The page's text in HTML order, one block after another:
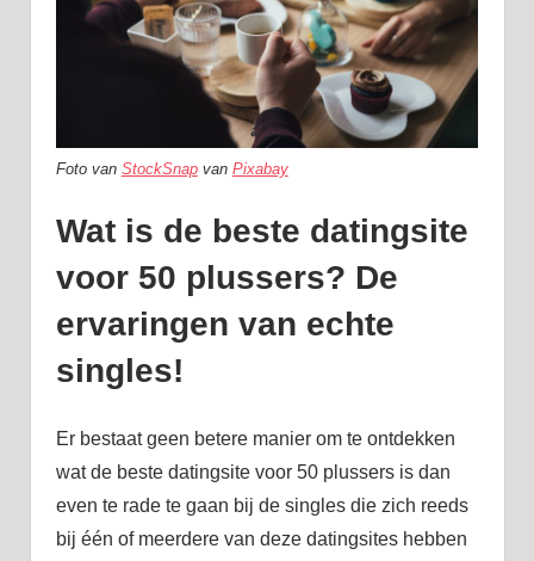
Foto van StockSnapvan Pixabay
Wat is de beste datingsite
voor 50 plussers? De
ervaringen van echte
singles!
Er bestaat geen betere manier om te ontdekken
wat de beste datingsite voor 50 plussers is dan
even te rade te gaan bij de singles die zich reeds
bij één of meerdere van deze datingsites hebben